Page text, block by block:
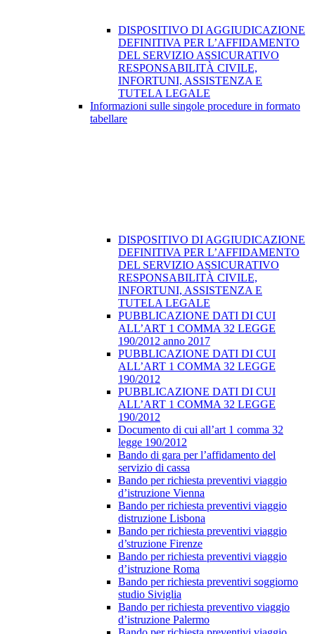
DISPOSITIVO DI AGGIUDICAZIONE
DEFINITIVA PER L’AFFIDAMENTO
DEL SERVIZIO ASSICURATIVO
RESPONSABILITÀ CIVILE,
INFORTUNI, ASSISTENZA E
TUTELA LEGALE
Informazioni sulle singole procedure in formato
tabellare
DISPOSITIVO DI AGGIUDICAZIONE
DEFINITIVA PER L’AFFIDAMENTO
DEL SERVIZIO ASSICURATIVO
RESPONSABILITÀ CIVILE,
INFORTUNI, ASSISTENZA E
TUTELA LEGALE
PUBBLICAZIONE DATI DI CUI
ALL’ART 1 COMMA 32 LEGGE
190/2012 anno 2017
PUBBLICAZIONE DATI DI CUI
ALL’ART 1 COMMA 32 LEGGE
190/2012
PUBBLICAZIONE DATI DI CUI
ALL’ART 1 COMMA 32 LEGGE
190/2012
Documento di cui all’art 1 comma 32
legge 190/2012
Bando di gara per l’affidamento del
servizio di cassa
Bando per richiesta preventivi viaggio
d’istruzione Vienna
Bando per richiesta preventivi viaggio
distruzione Lisbona
Bando per richiesta preventivi viaggio
d’struzione Firenze
Bando per richiesta preventivi viaggio
d’istruzione Roma
Bando per richiesta preventivi soggiorno
studio Siviglia
Bando per richiesta preventivo viaggio
d’istruzione Palermo